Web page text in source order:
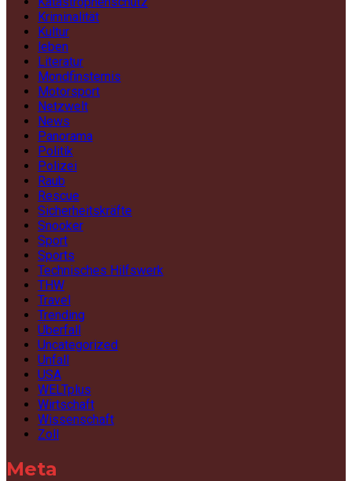
Kriminalität
Kultur
leben
Literatur
Mondfinsternis
Motorsport
Netzwelt
News
Panorama
Politik
Polizei
Raub
Rescue
Sicherheitskräfte
Snooker
Sport
Sports
Technisches Hilfswerk
THW
Travel
Trending
Überfall
Uncategorized
Unfall
USA
WELTplus
Wirtschaft
Wissenschaft
Zoll
Meta